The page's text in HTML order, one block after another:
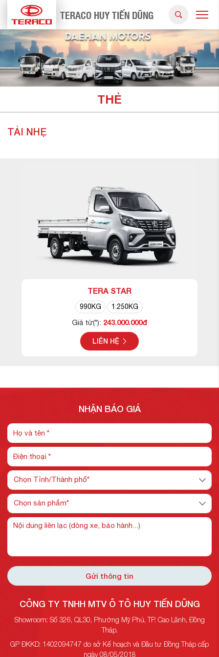
TERACO HUY TIẾN DŨNG
THẺ
TẢI NHẸ
TERA STAR
990KG 1.250KG
Giá từ(*): 243.000.000đ
LIÊN HỆ
CÔNG TY TNHH MTV Ô TÔ HUY TIẾN DŨNG
Showroom: Số 326, QL30, Phường Mỹ Phú, TP. Cao Lãnh, Đồng
Tháp.
GP ĐKKD: 1402094747 do sở Kế hoạch và Đầu tư Đồng Tháp cấp
ngày 08/05/2018
NHẬN BÁO GIÁ
Gửi thông tin